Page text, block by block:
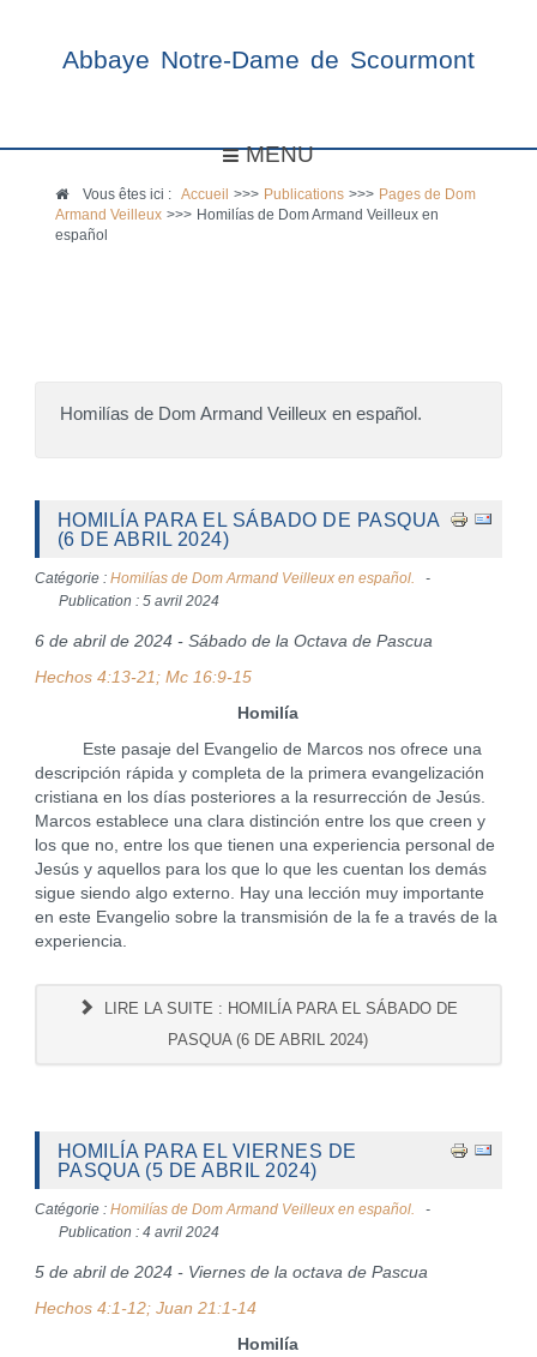
Abbaye Notre-Dame de Scourmont
MENU
Vous êtes ici :Accueil >>> Publications >>> Pages de Dom
Armand Veilleux >>> Homilías de Dom Armand Veilleux en
español
Homilías de Dom Armand Veilleux en español.
HOMILÍA PARA EL SÁBADO DE PASQUA
(6 DE ABRIL 2024)
Catégorie : Homilías de Dom Armand Veilleux en español.
Publication : 5 avril 2024
6 de abril de 2024 - Sábado de la Octava de Pascua
Hechos 4:13-21; Mc 16:9-15
Homilía
Este pasaje del Evangelio de Marcos nos ofrece una
descripción rápida y completa de la primera evangelización
cristiana en los días posteriores a la resurrección de Jesús.
Marcos establece una clara distinción entre los que creen y
los que no, entre los que tienen una experiencia personal de
Jesús y aquellos para los que lo que les cuentan los demás
sigue siendo algo externo. Hay una lección muy importante
en este Evangelio sobre la transmisión de la fe a través de la
experiencia.
LIRE LA SUITE : HOMILÍA PARA EL SÁBADO DE
PASQUA (6 DE ABRIL 2024)
HOMILÍA PARA EL VIERNES DE
PASQUA (5 DE ABRIL 2024)
Catégorie : Homilías de Dom Armand Veilleux en español.
Publication : 4 avril 2024
5 de abril de 2024 - Viernes de la octava de Pascua
Hechos 4:1-12; Juan 21:1-14
Homilía